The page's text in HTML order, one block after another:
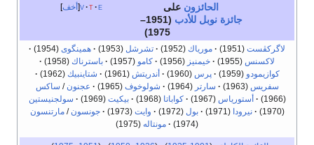
أخف v t e الحائزون على
جائزة نوبل للأدب
(1951–
1975)
لاگركڤست (1951) مورياك (1952) تشرشل (1953) همينگوی (1954)
لاكسنس (1955) خيمنيز (1956) كامو (1957) باسترناك (1958)
كوازيمودو (1959) پرس (1960) أندريتش (1961) شتاينبيك (1962)
سفريس (1963) سارتر (1964) شولوخوف (1965) عجنون / ساكس
(1966)
أستورياس (1967) كواباتا (1968) بيكيت (1969)
سولجنيستين
(1970)
نيرودا (1971) بول (1972) وايت (1973) جونسون /مارتنسون
(1974)
مونتاله (1975)